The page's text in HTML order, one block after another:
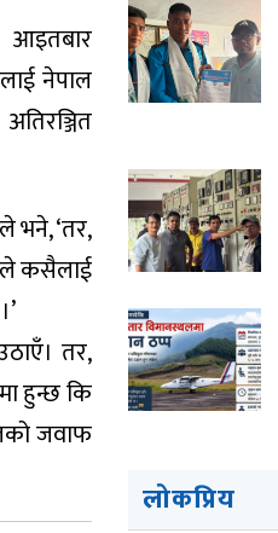
आइतबार
नेपाल
भने, ‘तर,
कसैलाई
तर,
हुन्छ कि
जवाफ
लोकप्रिय